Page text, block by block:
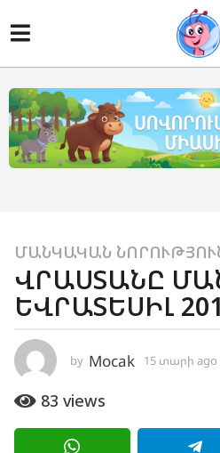
1
5
տ
ր
ի
a
ՄԱՆԿԱԿԱՆ
ՎՐԱՍՏԱՆԸ
ԵՎՐԱՏԵՍԻԼ
by Mocak 15 տարի ago
83 views